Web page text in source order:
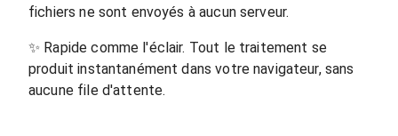
fichiers ne sont envoyés à aucun serveur.
✨ Rapide comme l'éclair. Tout le traitement se
produit instantanément dans votre navigateur, sans
aucune file d'attente.